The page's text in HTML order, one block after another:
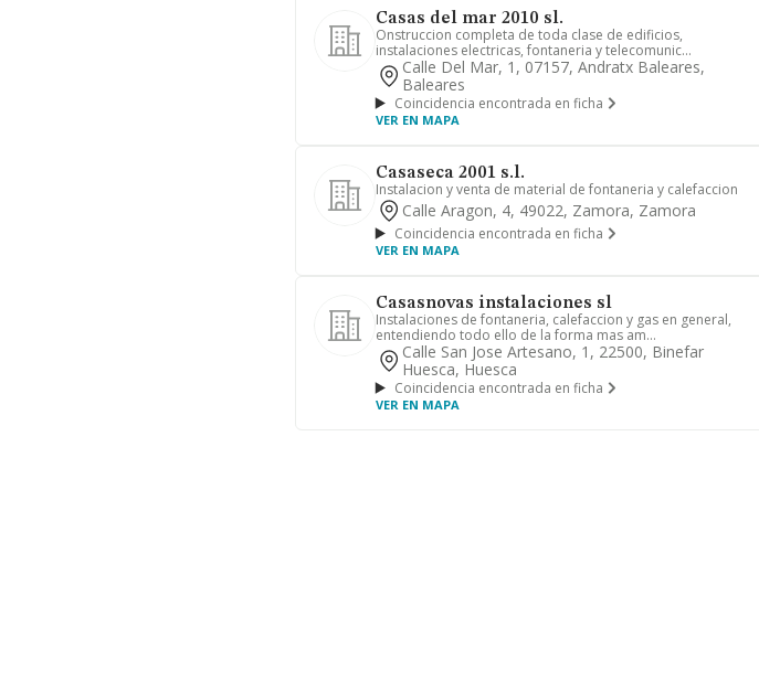
Casas del mar 2010 sl.
Onstruccion completa de toda clase de edificios,
instalaciones electricas, fontaneria y telecomunic...
Calle Del Mar, 1, 07157, Andratx Baleares,
Baleares
Coincidencia encontrada en ficha
VER EN MAPA
Casaseca 2001 s.l.
Instalacion y venta de material de fontaneria y calefaccion
Calle Aragon, 4, 49022, Zamora, Zamora
Coincidencia encontrada en ficha
VER EN MAPA
Casasnovas instalaciones sl
Instalaciones de fontaneria, calefaccion y gas en general,
entendiendo todo ello de la forma mas am...
Calle San Jose Artesano, 1, 22500, Binefar
Huesca, Huesca
Coincidencia encontrada en ficha
VER EN MAPA